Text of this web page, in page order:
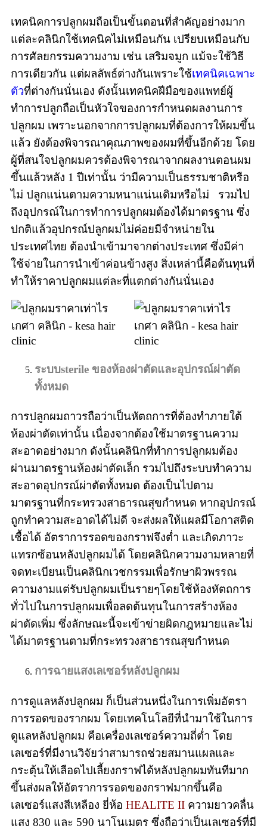
เทคนิคการปลูกผมถือเป็นขั้นตอนที่สำคัญอย่างมาก
แต่ละคลินิกใช้เทคนิคไม่เหมือนกัน เปรียบเหมือนกับ
การศัลยกรรมความงาม เช่น เสริมจมูก แม้จะใช้วิธี
การเดียวกัน แต่ผลลัพธ์ต่างกันเพราะใช้เทคนิคเฉพาะ
ตัวที่ต่างกันนั่นเอง ดังนั้นเทคนิคฝีมือของแพทย์ผู้
ทำการปลูกถือเป็นหัวใจของการกำหนดผลงานการ
ปลูกผม เพราะนอกจากการปลูกผมที่ต้องการให้ผมขึ้น
แล้ว ยังต้องพิจารณาคุณภาพของผมที่ขึ้นอีกด้วย โดย
ผู้ที่สนใจปลูกผมควรต้องพิจารณาจากผลงานตอนผม
ขึ้นแล้วหลัง 1 ปีเท่านั้น ว่ามีความเป็นธรรมชาติหรือ
ไม่ ปลูกแน่นตามความหนาแน่นเดิมหรือไม่ รวมไป
ถึงอุปกรณ์ในการทำการปลูกผมต้องได้มาตรฐาน ซึ่ง
ปกติแล้วอุปกรณ์ปลูกผมไม่ค่อยมีจำหน่ายใน
ประเทศไทย ต้องนำเข้ามาจากต่างประเทศ ซึ่งมีค่า
ใช้จ่ายในการนำเข้าค่อนข้างสูง สิ่งเหล่านี้คือต้นทุนที่
ทำให้ราคาปลูกผมแต่ละที่แตกต่างกันนั่นเอง
ระบบsterile ของห้องผ่าตัดและอุปกรณ์ผ่าตัด
ทั้งหมด
การปลูกผมถาวรถือว่าเป็นหัตถการที่ต้องทำภายใต้
ห้องผ่าตัดเท่านั้น เนื่องจากต้องใช้มาตรฐานความ
สะอาดอย่างมาก ดังนั้นคลินิกที่ทำการปลูกผมต้อง
ผ่านมาตรฐานห้องผ่าตัดเล็ก รวมไปถึงระบบทำความ
สะอาดอุปกรณ์ผ่าตัดทั้งหมด ต้องเป็นไปตาม
มาตรฐานที่กระทรวงสาธารณสุขกำหนด หากอุปกรณ์
ถูกทำความสะอาดได้ไม่ดี จะส่งผลให้แผลมีโอกาสติด
เชื้อได้ อัตราการรอดของกราฟจึงต่ำ และเกิดภาวะ
แทรกซ้อนหลังปลูกผมได้ โดยคลินิกความงามหลายที่
จดทะเบียนเป็นคลินิกเวชกรรมเพื่อรักษาผิวพรรณ
ความงามแต่รับปลูกผมเป็นรายๆโดยใช้ห้องหัตถการ
ทั่วไปในการปลูกผมเพื่อลดต้นทุนในการสร้างห้อง
ผ่าตัดเพิ่ม ซึ่งลักษณะนี้จะเข้าข่ายผิดกฎหมายและไม่
ได้มาตรฐานตามที่กระทรวงสาธารณสุขกำหนด
การฉายแสงเลเซอร์หลังปลูกผม
การดูแลหลังปลูกผม ก็เป็นส่วนหนึ่งในการเพิ่มอัตรา
การรอดของรากผม โดยเทคโนโลยีที่นำมาใช้ในการ
ดูแลหลังปลูกผม คือเครื่องเลเซอร์ความถี่ต่ำ โดย
เลเซอร์ที่มีงานวิจัยว่าสามารถช่วยสมานแผลและ
กระตุ้นให้เลือดไปเลี้ยงกราฟได้หลังปลูกผมทันทีมาก
ขึ้นส่งผลให้อัตราการรอดของกราฟมากขึ้นคือ
เลเซอร์แสงสีเหลือง ยี่ห้อ HEALITE II ความยาวคลื่น
แสง 830 และ 590 นาโนเมตร ซึ่งถือว่าเป็นเลเซอร์ที่มี